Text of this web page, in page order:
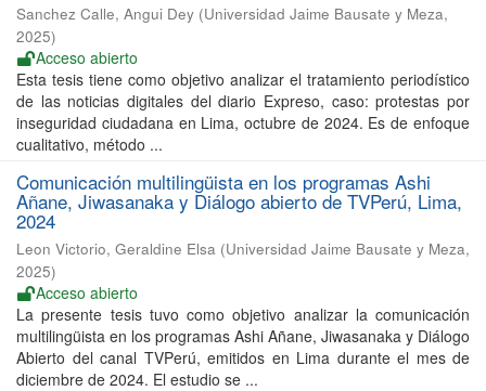
Sanchez Calle, Angui Dey (Universidad Jaime Bausate y Meza,
2025)
Acceso abierto
Esta tesis tiene como objetivo analizar el tratamiento periodístico
de las noticias digitales del diario Expreso, caso: protestas por
inseguridad ciudadana en Lima, octubre de 2024. Es de enfoque
cualitativo, método ...
Comunicación multilingüista en los programas Ashi
Añane, Jiwasanaka y Diálogo abierto de TVPerú, Lima,
2024
Leon Victorio, Geraldine Elsa (Universidad Jaime Bausate y Meza,
2025)
Acceso abierto
La presente tesis tuvo como objetivo analizar la comunicación
multilingüista en los programas Ashi Añane, Jiwasanaka y Diálogo
Abierto del canal TVPerú, emitidos en Lima durante el mes de
diciembre de 2024. El estudio se ...